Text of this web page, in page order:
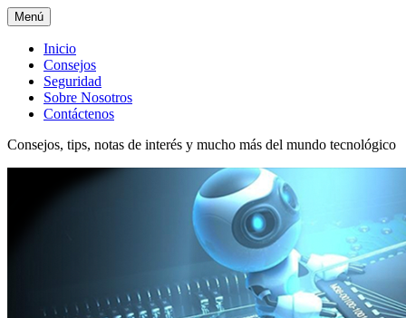
Menú
Menú
superior
Inicio
Consejos
Seguridad
Sobre Nosotros
Contáctenos
Consejos, tips, notas de interés y mucho más del mundo tecnológico